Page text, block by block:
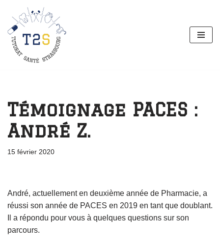
Aller
au
contenu
Témoignage PACES :
André Z.
15 février 2020
André, actuellement en deuxième année de Pharmacie, a
réussi son année de PACES en 2019 en tant que doublant.
Il a répondu pour vous à quelques questions sur son
parcours.